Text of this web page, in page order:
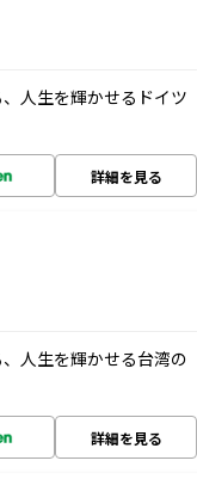
人生を輝かせるドイツ
詳細を見る
人生を輝かせる台湾の
詳細を見る